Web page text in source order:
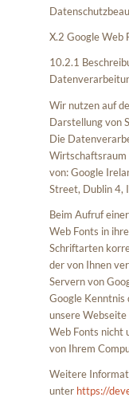
X.2 Google Web
10.2.1
Wir nutzen auf
Darstellung von
Die
Wirtschaftsraum
von: Google
Street, Dublin 4,
Beim Aufruf
Web Fonts in
Schriftarten
der von Ihnen
Servern von
Google Kenntnis
unsere
Web Fonts nicht
von Ihrem
Weitere
unter https://